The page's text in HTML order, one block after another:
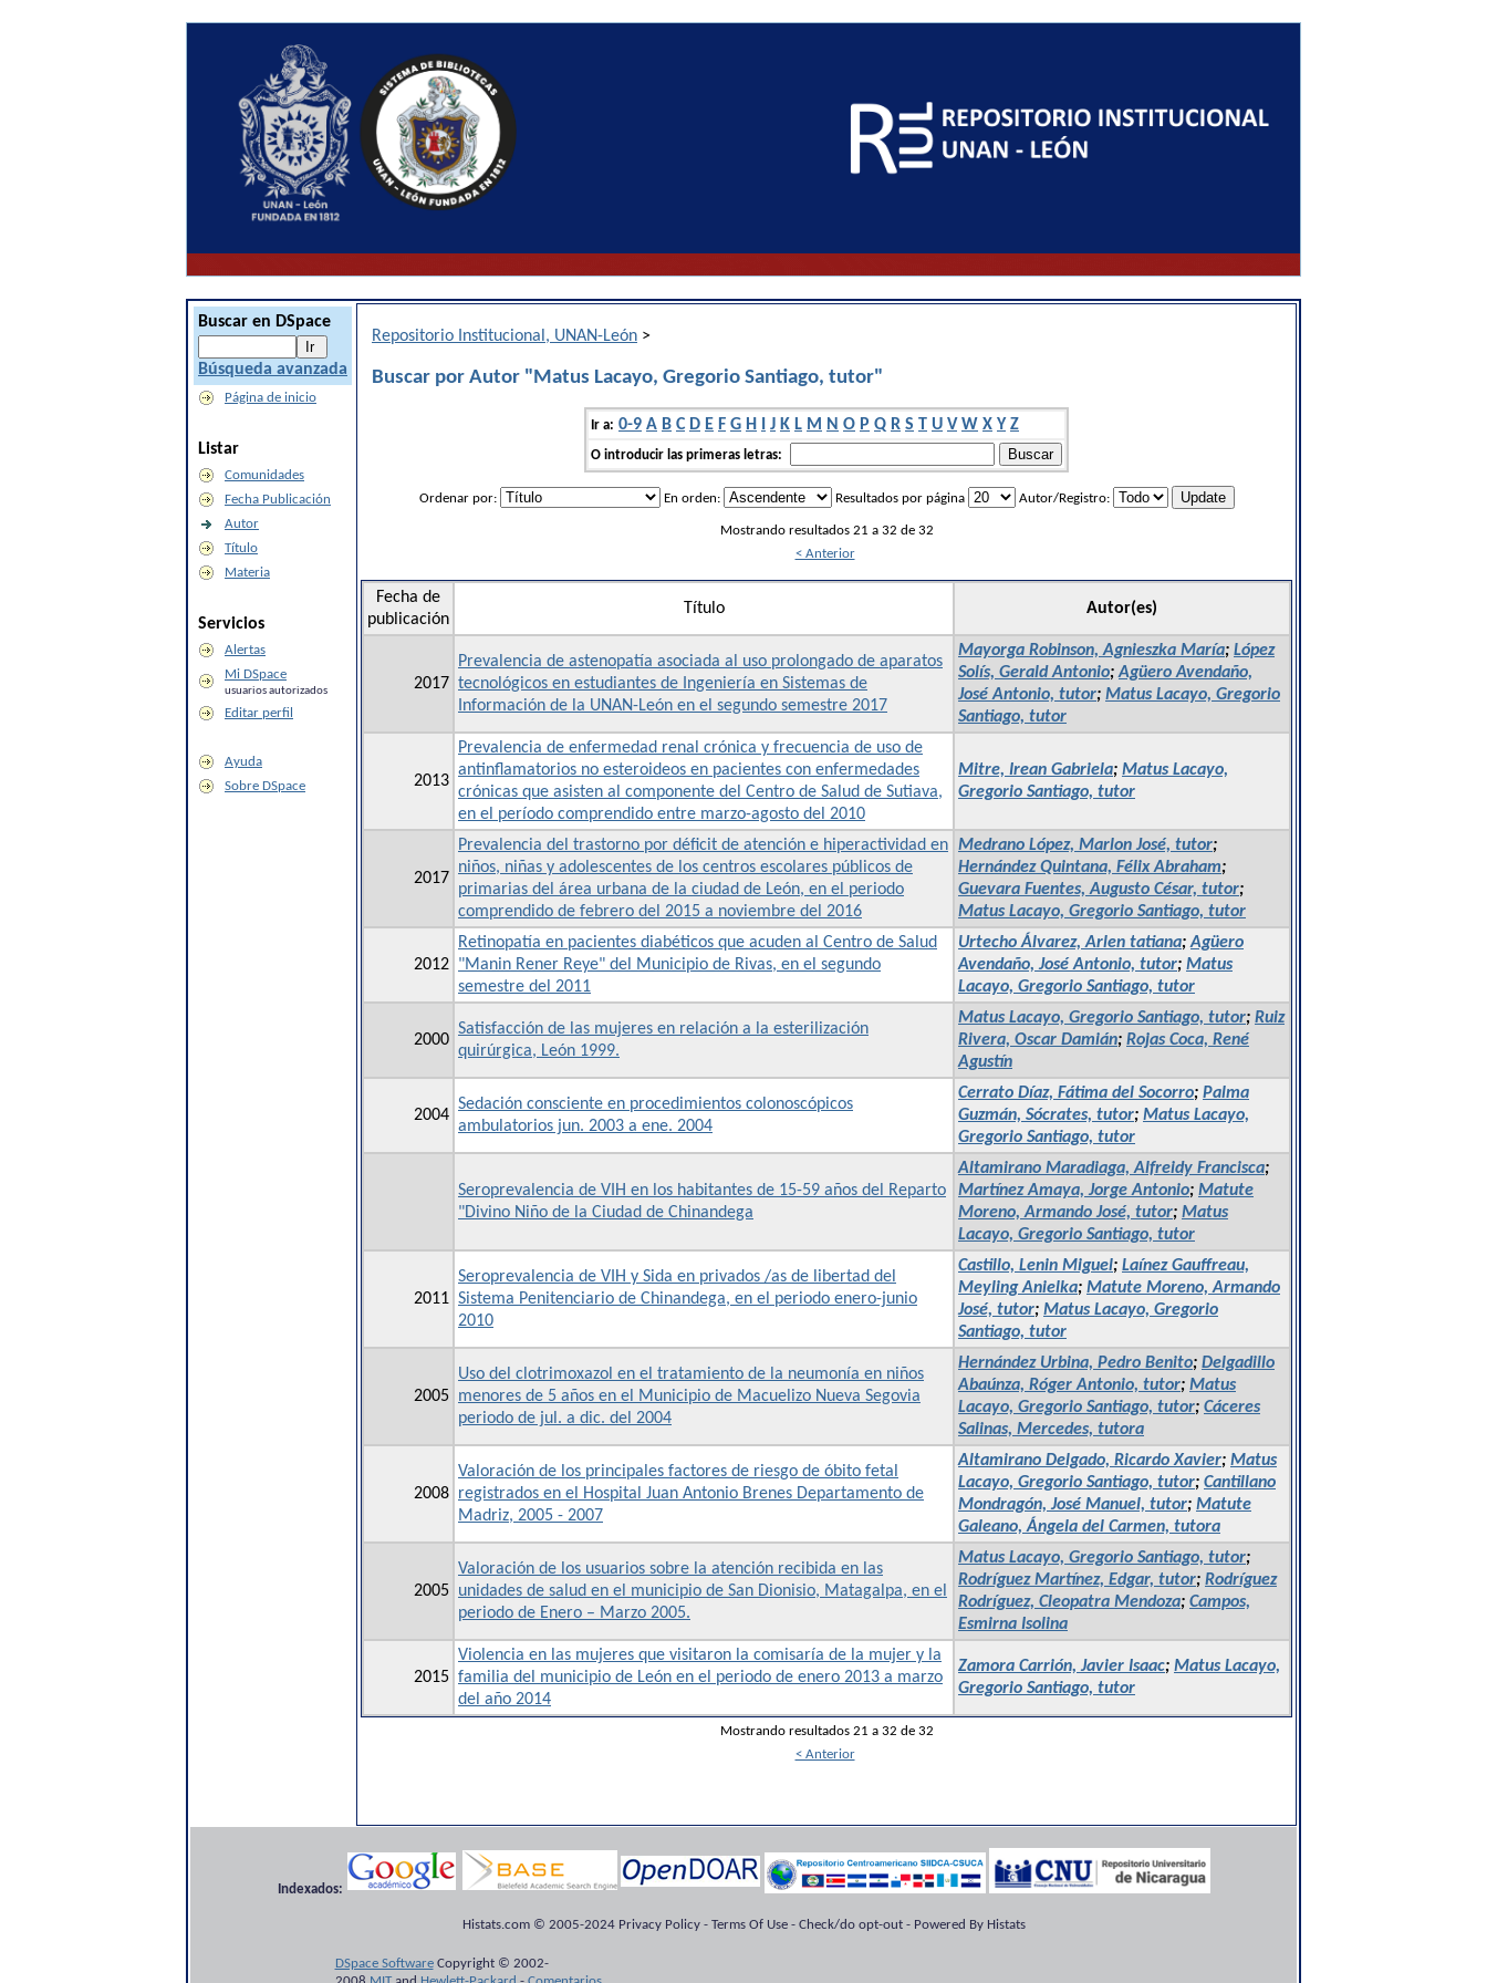
Buscar en DSpace
Búsqueda avanzada
Página de inicio
Listar
Comunidades
Fecha Publicación
Autor
Título
Materia
Servicios
Alertas
Mi DSpace
usuarios autorizados
Editar perfil
Ayuda
Sobre DSpace
Repositorio Institucional, UNAN-León >
Buscar por Autor "Matus Lacayo, Gregorio Santiago, tutor"
Ir a: 0-9 A B C D E F G H I J K L M N O P Q R S T U V W X Y Z
O introducir las primeras letras:
Ordenar por: En orden: Resultados por página Autor/Registro:
Mostrando resultados 21 a 32 de 32
< Anterior
Fecha de
publicación
Título Autor(es)
2017
Prevalencia de astenopatía asociada al uso prolongado de aparatos
tecnológicos en estudiantes de Ingeniería en Sistemas de
Información de la UNAN-León en el segundo semestre 2017
Mayorga Robinson, Agnieszka María; López
Solís, Gerald Antonio;Agüero Avendaño,
José Antonio, tutor; Matus Lacayo, Gregorio
Santiago, tutor
2013
Prevalencia de enfermedad renal crónica y frecuencia de uso de
antinflamatorios no esteroideos en pacientes con enfermedades
crónicas que asisten al componente del Centro de Salud de Sutiava,
en el período comprendido entre marzo-agosto del 2010
Mitre, Irean Gabriela; Matus Lacayo,
Gregorio Santiago, tutor
2017
Prevalencia del trastorno por déficit de atención e hiperactividad en
niños, niñas y adolescentes de los centros escolares públicos de
primarias del área urbana de la ciudad de León, en el periodo
comprendido de febrero del 2015 a noviembre del 2016
Medrano López, Marlon José, tutor;
Hernández Quintana, Félix Abraham;
Guevara Fuentes, Augusto César, tutor;
Matus Lacayo, Gregorio Santiago, tutor
2012
Retinopatía en pacientes diabéticos que acuden al Centro de Salud
"Manin Rener Reye" del Municipio de Rivas, en el segundo
semestre del 2011
Urtecho Álvarez, Arlen tatiana;Agüero
Avendaño, José Antonio, tutor; Matus
Lacayo, Gregorio Santiago, tutor
2000
Satisfacción de las mujeres en relación a la esterilización
quirúrgica, León 1999.
Matus Lacayo, Gregorio Santiago, tutor; Ruiz
Rivera, Oscar Damián; Rojas Coca, René
Agustín
2004
Sedación consciente en procedimientos colonoscópicos
ambulatorios jun. 2003 a ene. 2004
Cerrato Díaz, Fátima del Socorro; Palma
Guzmán, Sócrates, tutor; Matus Lacayo,
Gregorio Santiago, tutor
Seroprevalencia de VIH en los habitantes de 15-59 años del Reparto
"Divino Niño de la Ciudad de Chinandega
Altamirano Maradiaga, Alfreidy Francisca;
Martínez Amaya, Jorge Antonio; Matute
Moreno, Armando José, tutor; Matus
Lacayo, Gregorio Santiago, tutor
2011
Seroprevalencia de VIH y Sida en privados /as de libertad del
Sistema Penitenciario de Chinandega, en el periodo enero-junio
2010
Castillo, Lenin Miguel; Laínez Gauffreau,
Meyling Anielka; Matute Moreno, Armando
José, tutor; Matus Lacayo, Gregorio
Santiago, tutor
2005
Uso del clotrimoxazol en el tratamiento de la neumonía en niños
menores de 5 años en el Municipio de Macuelizo Nueva Segovia
periodo de jul. a dic. del 2004
Hernández Urbina, Pedro Benito; Delgadillo
Abaúnza, Róger Antonio, tutor; Matus
Lacayo, Gregorio Santiago, tutor; Cáceres
Salinas, Mercedes, tutora
2008
Valoración de los principales factores de riesgo de óbito fetal
registrados en el Hospital Juan Antonio Brenes Departamento de
Madriz, 2005 - 2007
Altamirano Delgado, Ricardo Xavier; Matus
Lacayo, Gregorio Santiago, tutor; Cantillano
Mondragón, José Manuel, tutor; Matute
Galeano, Ángela del Carmen, tutora
2005
Valoración de los usuarios sobre la atención recibida en las
unidades de salud en el municipio de San Dionisio, Matagalpa, en el
periodo de Enero – Marzo 2005.
Matus Lacayo, Gregorio Santiago, tutor;
Rodríguez Martínez, Edgar, tutor; Rodríguez
Rodríguez, Cleopatra Mendoza; Campos,
Esmirna Isolina
2015
Violencia en las mujeres que visitaron la comisaría de la mujer y la
familia del municipio de León en el periodo de enero 2013 a marzo
del año 2014
Zamora Carrión, Javier Isaac; Matus Lacayo,
Gregorio Santiago, tutor
Mostrando resultados 21 a 32 de 32
< Anterior
Indexados:
Histats.com © 2005-2024 Privacy Policy - Terms Of Use - Check/do opt-out - Powered By Histats
DSpace SoftwareCopyright © 2002-